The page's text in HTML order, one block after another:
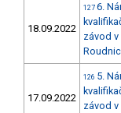
18.09.2022
127 6.
závod v
17.09.2022
126 5.
závod v